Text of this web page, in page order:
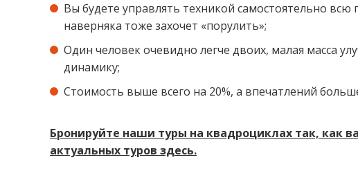
Вы будете управлять техникой самостоятельно всю
наверняка тоже захочет «порулить»;⁣⁣⠀
Один человек очевидно легче двоих, малая масса
динамику;
Стоимость выше всего на 20%, а впечатлений
Бронируйте наши туры на квадроциклах так, как
актуальных туров ⁣здесь.